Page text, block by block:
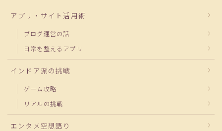
アプリ・サイト活用術
ブログ運営の話
日常を整えるアプリ
インドア派の挑戦
ゲーム攻略
リアルの挑戦
エンタメ空想語り